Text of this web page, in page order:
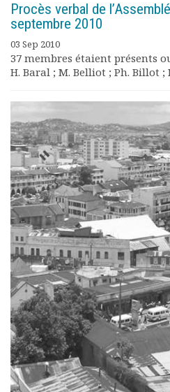
Procès verbal de
septembre 2010
03 Sep 2010
37 membres étaient présents
H. Baral ; M. Belliot ; Ph. Billot ;